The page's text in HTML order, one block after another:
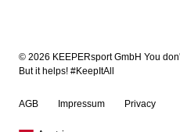
© 2026 KEEPERsport GmbH You
But it helps! #KeepItAll
AGB Impressum Privacy